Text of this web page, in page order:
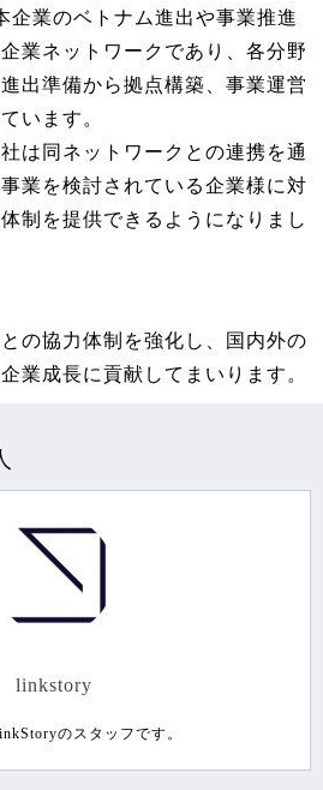
企業のベトナム進出や事業推進
業ネットワークであり、各分野
出準備から拠点構築、事業運営
います。
は同ネットワークとの連携を通
業を検討されている企業様に対
制を提供できるようになりまし
の協力体制を強化し、国内外の
業成長に貢献してまいります。
linkstory
のスタッフです。